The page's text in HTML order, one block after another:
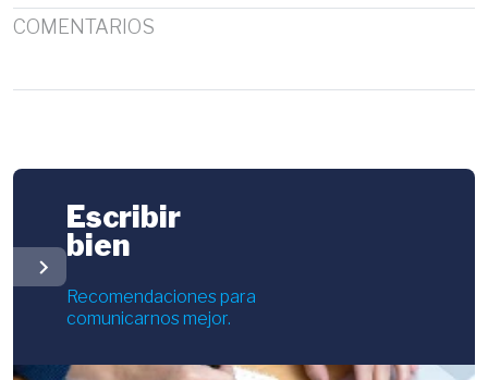
COMENTARIOS
chevron_right
Escribir
bien
Recomendaciones para
comunicarnos mejor.